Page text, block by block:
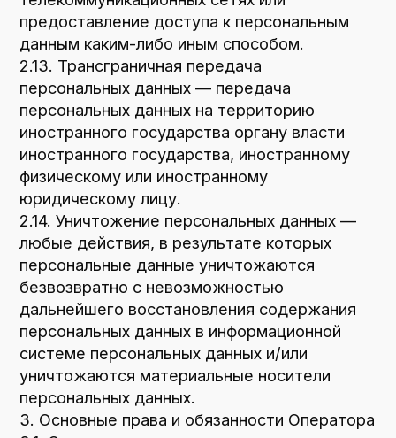
данных в порядке, установленном
действующим законодательством РФ;
— отвечать на обращения и запросы
субъектов персональных данных
и их законных представителей
в соответствии с требованиями Закона
— сообщать в уполномоченный орган
по защите прав субъектов персональных
данных по запросу этого органа
необходимую информацию в течение 10
дней с даты получения такого запроса;
— публиковать или иным образом
обеспечивать неограниченный доступ
к настоящей Политике в отношении
обработки персональных данных;
— принимать правовые, организационные
и технические меры для защиты
персональных данных от неправомерного
или случайного доступа к ним, уничтожения,
изменения, блокирования, копирования,
предоставления, распространения
персональных данных, а также от иных
неправомерных действий в отношении
персональных данных;
— прекратить передачу (распространение,
предоставление, доступ) персональных